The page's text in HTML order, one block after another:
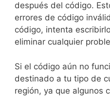
después del código.
errores de código
código, intenta
eliminar cualquier
Si el código aún no
destinado a tu tipo de
región, ya que algunos